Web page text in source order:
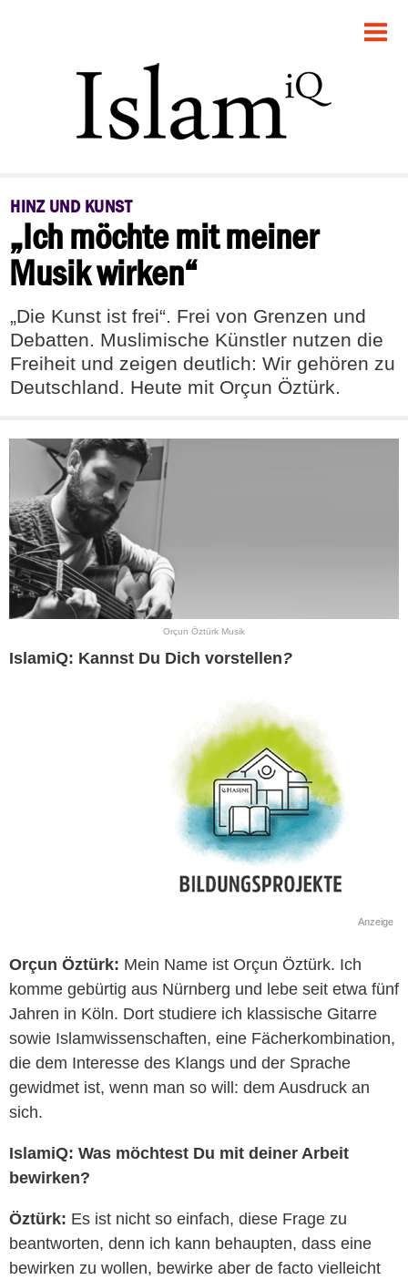
POLITIK
FEUILLETON
PANORAMA
RECHT
DEBATTE
HINZ UND KUNST
„Ich möchte mit meiner
Musik wirken“
„Die Kunst ist frei“. Frei von Grenzen und
Debatten. Muslimische Künstler nutzen die
Freiheit und zeigen deutlich: Wir gehören zu
Deutschland. Heute mit Orçun Öztürk.
Orçun Öztürk Musik
IslamiQ: Kannst Du Dich vorstellen?
Anzeige
Orçun Öztürk: Mein Name ist Orçun Öztürk. Ich
komme gebürtig aus Nürnberg und lebe seit etwa fünf
Jahren in Köln. Dort studiere ich klassische Gitarre
sowie Islamwissenschaften, eine Fächerkombination,
die dem Interesse des Klangs und der Sprache
gewidmet ist, wenn man so will: dem Ausdruck an
sich.
IslamiQ: Was möchtest Du mit deiner Arbeit
bewirken?
Öztürk: Es ist nicht so einfach, diese Frage zu
beantworten, denn ich kann behaupten, dass eine
bewirken zu wollen, bewirke aber de facto vielleicht